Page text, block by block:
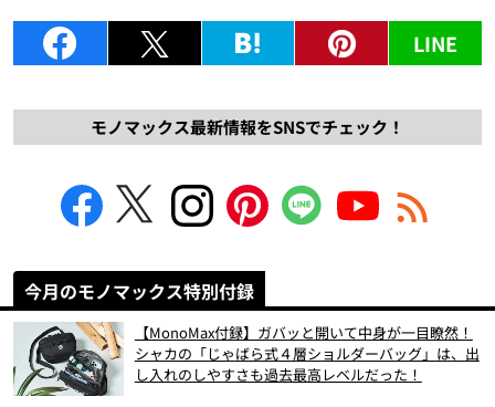
LINE
モノマックス最新情報をSNSでチェック！
今月のモノマックス特別付録
【MonoMax付録】ガバッと開いて中身が一目瞭然！
シャカの「じゃばら式４層ショルダーバッグ」は、出
し入れのしやすさも過去最高レベルだった！